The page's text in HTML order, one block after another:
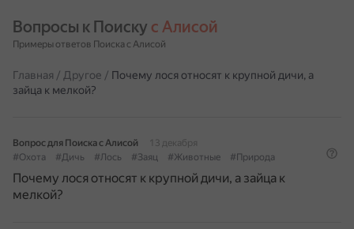
Вопросы к Поиску с Алисой
Примеры ответов Поиска с Алисой
Главная / Другое / Почему лося относят к крупной дичи, а
зайца к мелкой?
Вопрос для Поиска с Алисой
13 декабря
#Охота
#Дичь #Лось #Заяц #Животные #Природа
Почему лося относят к крупной дичи, а зайца к
мелкой?